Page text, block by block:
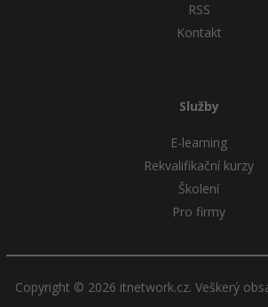
RSS
Kontakt
Služby
E-learning
Rekvalifikační kurzy
Školení
Pro firmy
Copyright © 2026 itnetwork.cz. Veškerý